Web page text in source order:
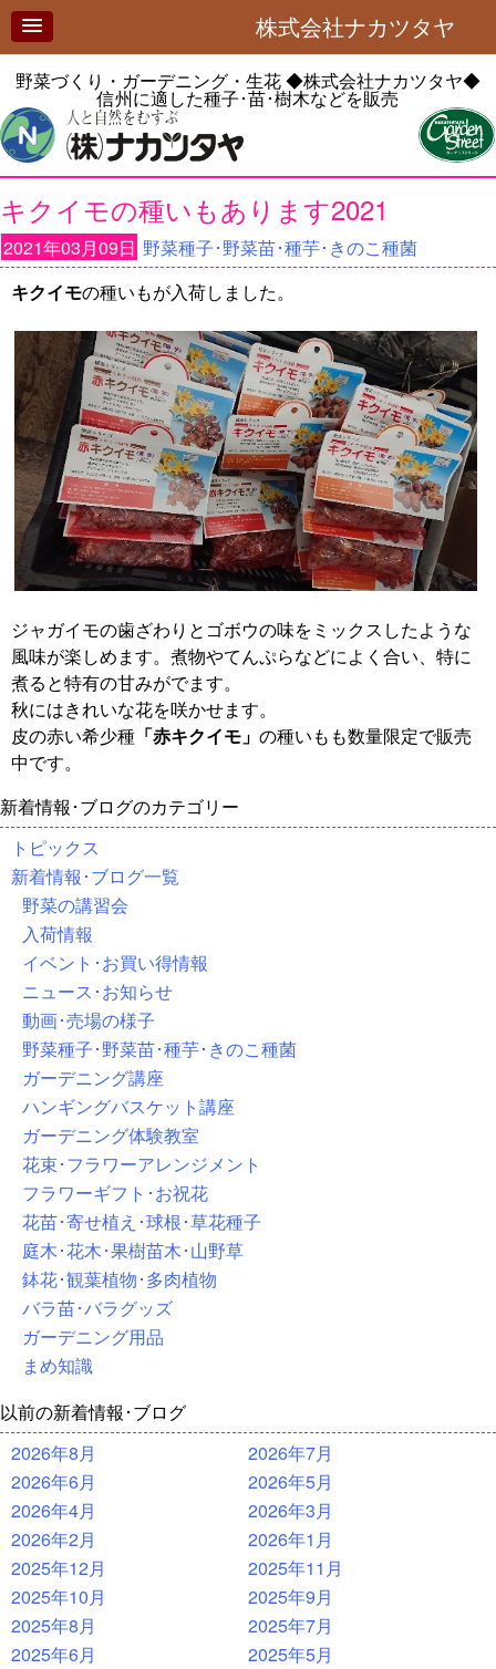
株式会社ナカツタヤ
野菜づくり・ガーデニング・生花◆株式会社ナカツタヤ◆
信州に適した種子･苗･樹木などを販売
キクイモの種いもあります2021
2021年03月09日 野菜種子･野菜苗･種芋･きのこ種菌
キクイモの種いもが入荷しました。
ジャガイモの歯ざわりとゴボウの味をミックスしたような
風味が楽しめます。煮物やてんぷらなどによく合い、特に
煮ると特有の甘みがでます。
秋にはきれいな花を咲かせます。
皮の赤い希少種 「赤キクイモ」 の種いもも数量限定で販売
中です。
新着情報･ブログのカテゴリー
トピックス
新着情報･ブログ一覧
野菜の講習会
入荷情報
イベント･お買い得情報
ニュース･お知らせ
動画･売場の様子
野菜種子･野菜苗･種芋･きのこ種菌
ガーデニング講座
ハンギングバスケット講座
ガーデニング体験教室
花束･フラワーアレンジメント
フラワーギフト･お祝花
花苗･寄せ植え･球根･草花種子
庭木･花木･果樹苗木･山野草
鉢花･観葉植物･多肉植物
バラ苗･バラグッズ
ガーデニング用品
まめ知識
以前の新着情報･ブログ
2026年8月
2026年7月
2026年6月
2026年5月
2026年4月
2026年3月
2026年2月
2026年1月
2025年12月
2025年11月
2025年10月
2025年9月
2025年8月
2025年7月
2025年6月
2025年5月